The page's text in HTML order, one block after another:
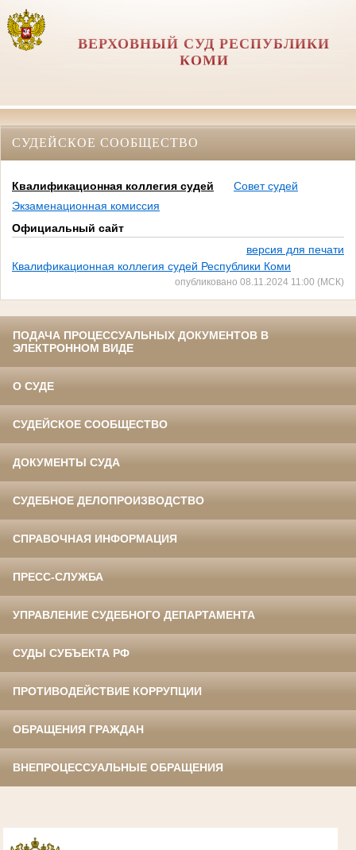
ВЕРХОВНЫЙ СУД РЕСПУБЛИКИ
КОМИ
СУДЕЙСКОЕ СООБЩЕСТВО
Квалификационная коллегия судей
Совет судей
Экзаменационная комиссия
Официальный сайт
версия для печати
Квалификационная коллегия судей Республики Коми
опубликовано 08.11.2024 11:00 (МСК)
ПОДАЧА ПРОЦЕССУАЛЬНЫХ ДОКУМЕНТОВ В
ЭЛЕКТРОННОМ ВИДЕ
О СУДЕ
СУДЕЙСКОЕ СООБЩЕСТВО
ДОКУМЕНТЫ СУДА
СУДЕБНОЕ ДЕЛОПРОИЗВОДСТВО
СПРАВОЧНАЯ ИНФОРМАЦИЯ
ПРЕСС-СЛУЖБА
УПРАВЛЕНИЕ СУДЕБНОГО ДЕПАРТАМЕНТА
СУДЫ СУБЪЕКТА РФ
ПРОТИВОДЕЙСТВИЕ КОРРУПЦИИ
ОБРАЩЕНИЯ ГРАЖДАН
ВНЕПРОЦЕССУАЛЬНЫЕ ОБРАЩЕНИЯ